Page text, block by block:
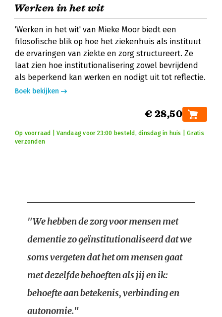
Werken in het wit
'Werken in het wit' van Mieke Moor biedt een
filosofische blik op hoe het ziekenhuis als instituut
de ervaringen van ziekte en zorg structureert. Ze
laat zien hoe institutionalisering zowel bevrijdend
als beperkend kan werken en nodigt uit tot reflectie.
Boek bekijken
€ 28,50
Op voorraad | Vandaag voor 23:00 besteld, dinsdag in huis | Gratis
verzonden
"We hebben de zorg voor mensen met
dementie zo geïnstitutionaliseerd dat we
soms vergeten dat het om mensen gaat
met dezelfde behoeften als jij en ik:
behoefte aan betekenis, verbinding en
autonomie."